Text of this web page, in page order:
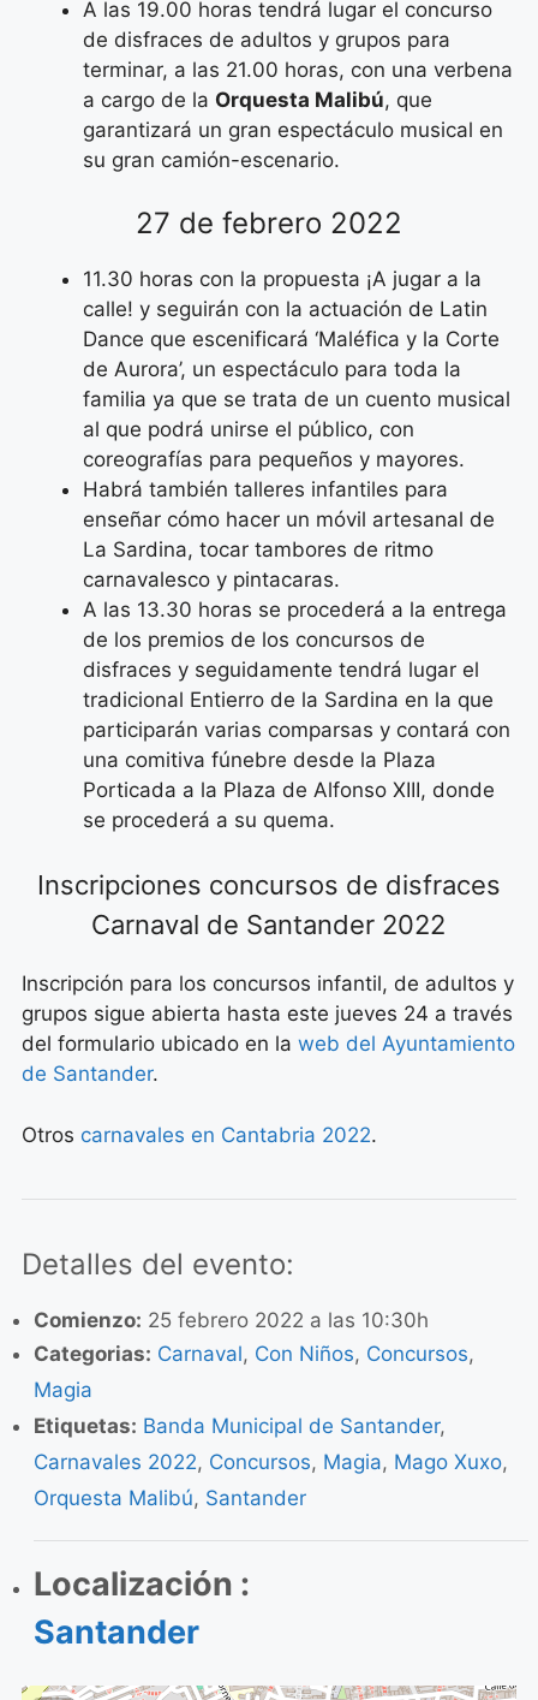
A las 19.00 horas tendrá lugar el concurso
de disfraces de adultos y grupos para
terminar, a las 21.00 horas, con una verbena
a cargo de la Orquesta Malibú, que
garantizará un gran espectáculo musical en
su gran camión-escenario.
27 de febrero 2022
11.30 horas con la propuesta ¡A jugar a la
calle! y seguirán con la actuación de Latin
Dance que escenificará ‘Maléfica y la Corte
de Aurora’, un espectáculo para toda la
familia ya que se trata de un cuento musical
al que podrá unirse el público, con
coreografías para pequeños y mayores.
Habrá también talleres infantiles para
enseñar cómo hacer un móvil artesanal de
La Sardina, tocar tambores de ritmo
carnavalesco y pintacaras.
A las 13.30 horas se procederá a la entrega
de los premios de los concursos de
disfraces y seguidamente tendrá lugar el
tradicional Entierro de la Sardina en la que
participarán varias comparsas y contará con
una comitiva fúnebre desde la Plaza
Porticada a la Plaza de Alfonso XIII, donde
se procederá a su quema.
Inscripciones concursos de disfraces
Carnaval de Santander 2022
Inscripción para los concursos infantil, de adultos y
grupos sigue abierta hasta este jueves 24 a través
del formulario ubicado en laweb del Ayuntamiento
de Santander.
Otros carnavales en Cantabria 2022.
Detalles del evento:
Comienzo: 25 febrero 2022 a las 10:30h
Categorias: Carnaval, Con Niños, Concursos,
Magia
Etiquetas: Banda Municipal de Santander,
Carnavales 2022, Concursos, Magia, Mago Xuxo,
Orquesta Malibú, Santander
Localización :
Santander